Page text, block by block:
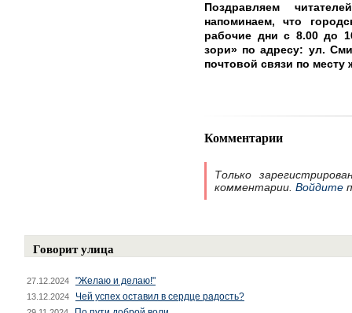
Поздравляем
напоминаем, что
рабочие дни с 8.00 до
зори» по адресу: ул.
почтовой связи по месту
Комментарии
Только
комментарии. Войдите
Говорит улица
27.12.2024 "Желаю и делаю!"
13.12.2024 Чей успех оставил в сердце радость?